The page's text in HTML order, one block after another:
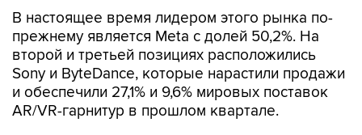
В настоящее время лидером этого рынка по-
прежнему является Meta с долей 50,2%. На
второй и третьей позициях расположились
Sony и ByteDance, которые нарастили продажи
и обеспечили 27,1% и 9,6% мировых поставок
AR/VR-гарнитур в прошлом квартале.